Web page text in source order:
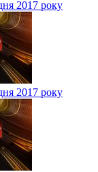
2017 року
2017 року